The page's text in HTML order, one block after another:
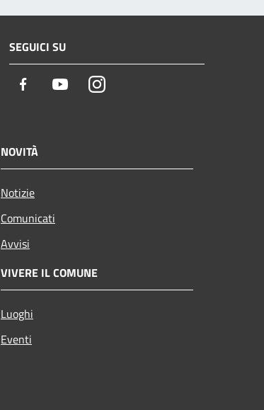
SEGUICI SU
Facebook YoutubeInstagram
NOVITÀ
Notizie
Comunicati
Avvisi
VIVERE IL COMUNE
Luoghi
Eventi